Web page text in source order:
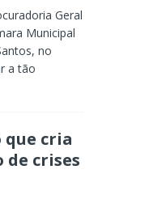
Geral
Municipal
no
a tão
cria
crises